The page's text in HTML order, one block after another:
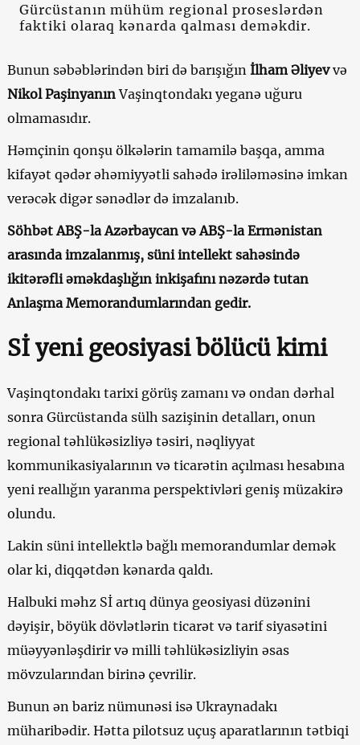
Gürcüstanın mühüm regional proseslərdən
faktiki olaraq kənarda qalması deməkdir.
Bunun səbəblərindən biri də barışığın İlham Əliyevvə
Nikol PaşinyanınVaşinqtondakı yeganə uğuru
olmamasıdır.
Həmçinin qonşu ölkələrin tamamilə başqa, amma
kifayət qədər əhəmiyyətli sahədə irəliləməsinə imkan
verəcək digər sənədlər də imzalanıb.
Söhbət ABŞ-la Azərbaycan və ABŞ-la Ermənistan
arasında imzalanmış, süni intellekt sahəsində
ikitərəfli əməkdaşlığın inkişafını nəzərdə tutan
Anlaşma Memorandumlarından gedir.
Sİ yeni geosiyasi bölücü kimi
Vaşinqtondakı tarixi görüş zamanı və ondan dərhal
sonra Gürcüstanda sülh sazişinin detalları, onun
regional təhlükəsizliyə təsiri, nəqliyyat
kommunikasiyalarının və ticarətin açılması hesabına
yeni reallığın yaranma perspektivləri geniş müzakirə
olundu.
Lakin süni intellektlə bağlı memorandumlar demək
olar ki, diqqətdən kənarda qaldı.
Halbuki məhz Sİ artıq dünya geosiyasi düzənini
dəyişir, böyük dövlətlərin ticarət və tarif siyasətini
müəyyənləşdirir və milli təhlükəsizliyin əsas
mövzularından birinə çevrilir.
Bunun ən bariz nümunəsi isə Ukraynadakı
müharibədir. Hətta pilotsuz uçuş aparatlarının tətbiqi